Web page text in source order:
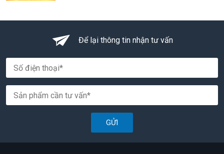
Để lại thông tin nhận tư vấn
GỬI